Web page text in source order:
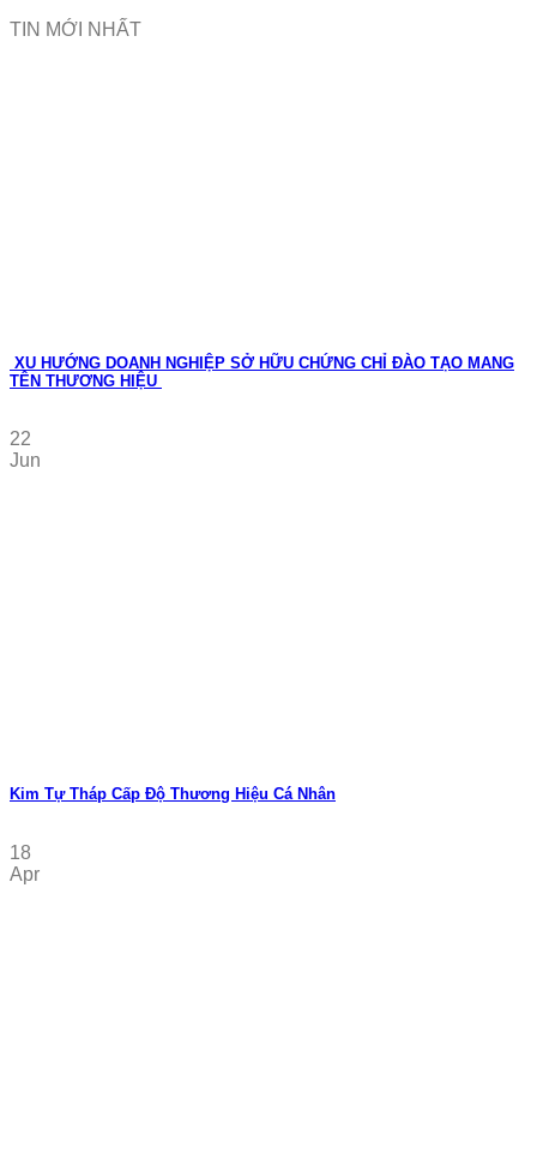
TIN MỚI NHẤT
XU HƯỚNG DOANH NGHIỆP SỞ HỮU CHỨNG CHỈ ĐÀO TẠO MANG
TÊN THƯƠNG HIỆU
22
Jun
Kim Tự Tháp Cấp Độ Thương Hiệu Cá Nhân
18
Apr